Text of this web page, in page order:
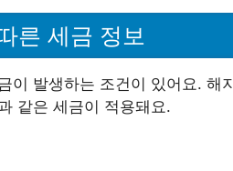
른 세금 정보
이 발생하는 조건이 있어요. 해
같은 세금이 적용돼요.